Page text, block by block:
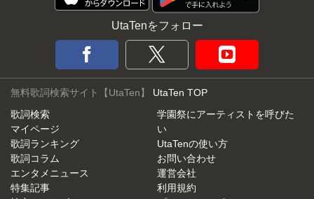
UtaTenをフォロー
無料歌詞検索サイト【UtaTen】 UtaTen TOP
歌詞検索
マイページ
歌詞ランキング
歌詞コラム
エンタメニュース
特集記事
学園祭にアーティストを呼びた
い
UtaTenの使い方
お問い合わせ
運営会社
利用規約